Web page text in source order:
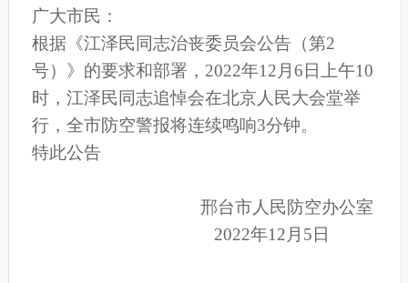
广大市民：
根据《江泽民同志治丧委员会公告（第2
号）》的要求和部署，2022年12月6日上午10
时，江泽民同志追悼会在北京人民大会堂举
行，全市防空警报将连续鸣响3分钟。
特此公告
邢台市人民防空办公室
2022年12月5日